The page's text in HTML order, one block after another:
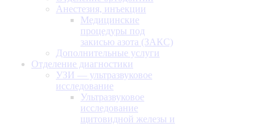
Анестезия, инъекции
Медицинские
процедуры под
закисью азота (ЗАКС)
Дополнительные услуги
Отделение диагностики
УЗИ — ультразвуковое
исследование
Ультразвуковое
исследование
щитовидной железы и